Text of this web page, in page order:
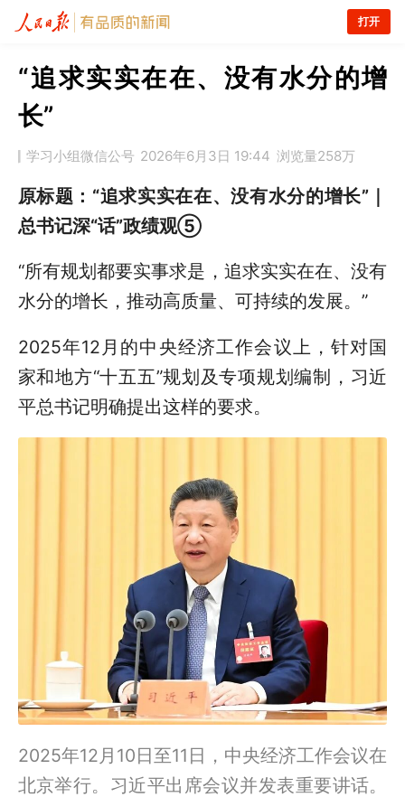
打开
“追求实实在在、没有水分的增
长”
学习小组微信公号 2026年6月3日 19:44 浏览量258万
原标题：“追求实实在在、没有水分的增长”｜
总书记深“话”政绩观⑤
“所有规划都要实事求是，追求实实在在、没有
水分的增长，推动高质量、可持续的发展。”
2025年12月的中央经济工作会议上，针对国
家和地方“十五五”规划及专项规划编制，习近
平总书记明确提出这样的要求。
2025年12月10日至11日，中央经济工作会议在
北京举行。习近平出席会议并发表重要讲话。